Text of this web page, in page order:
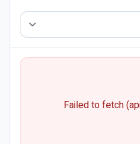
Failed to fetch